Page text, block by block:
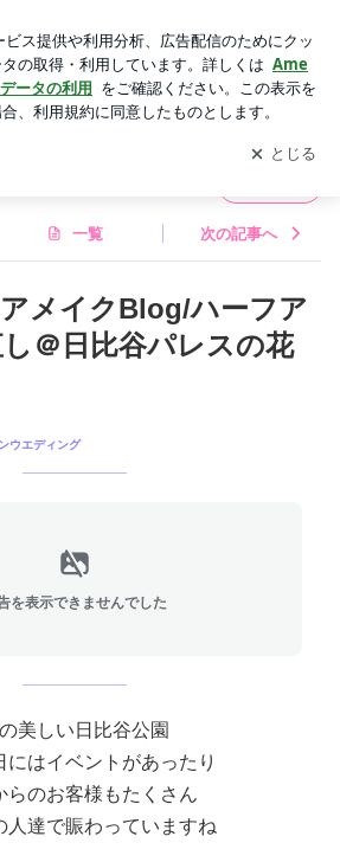
イダルヘアメイクLa sumire
して ブログの更新通知
を受け取りまし
開く
一覧 次の記事へ
メイクBlog/ハーフア
＠日比谷パレスの花
ウエディング
を表示できませんでした
美しい日比谷公園
にはイベントがあったり
らのお客様もたくさん
人達で賑わっていますね